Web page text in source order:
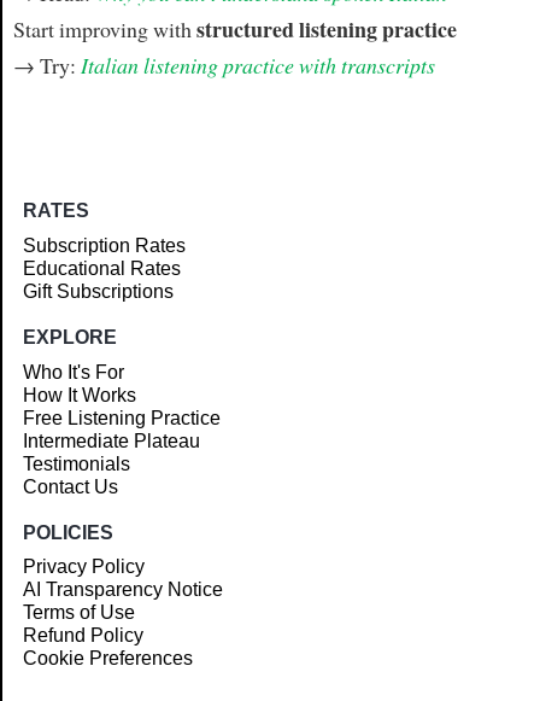
Start improving with structured listening practice
→ Try: Italian listening practice with transcripts
RATES
Subscription Rates
Educational Rates
Gift Subscriptions
EXPLORE
Who It's For
How It Works
Free Listening Practice
Intermediate Plateau
Testimonials
Contact Us
POLICIES
Privacy Policy
AI Transparency Notice
Terms of Use
Refund Policy
Cookie Preferences